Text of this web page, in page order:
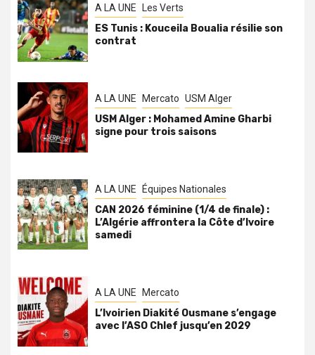
A LA UNE Les Verts
ES Tunis : Kouceila Boualia résilie son
contrat
A LA UNE Mercato USM Alger
USM Alger : Mohamed Amine Gharbi
signe pour trois saisons
A LA UNE Équipes Nationales
CAN 2026 féminine (1/4 de finale) :
L’Algérie affrontera la Côte d’Ivoire
samedi
A LA UNE Mercato
L’Ivoirien Diakité Ousmane s’engage
avec l’ASO Chlef jusqu’en 2029